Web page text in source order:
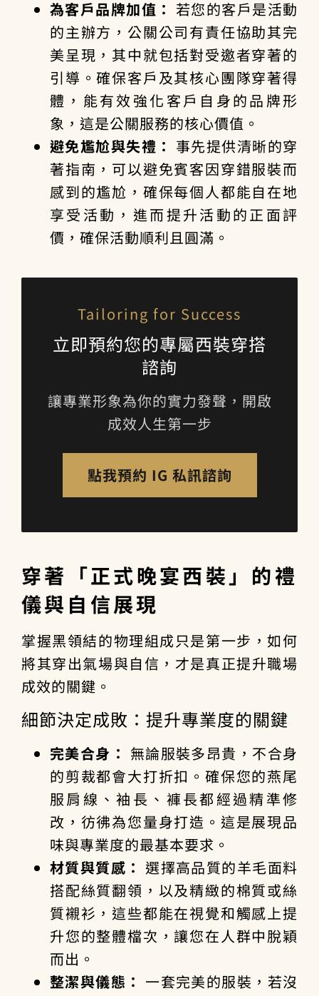
為客戶品牌加值： 若您的客戶是活動
的主辦方，公關公司有責任協助其完
美呈現，其中就包括對受邀者穿著的
引導。確保客戶及其核心團隊穿著得
體，能有效強化客戶自身的品牌形
象，這是公關服務的核心價值。
避免尷尬與失禮： 事先提供清晰的穿
著指南，可以避免賓客因穿錯服裝而
感到的尷尬，確保每個人都能自在地
享受活動，進而提升活動的正面評
價，確保活動順利且圓滿。
Tailoring for Success
立即預約您的專屬西裝穿搭
諮詢
讓專業形象為你的實力發聲，開啟
成效人生第一步
點我預約 IG 私訊諮詢
穿著「正式晚宴西裝」的禮
儀與自信展現
掌握黑領結的物理組成只是第一步，如何
將其穿出氣場與自信，才是真正提升職場
成效的關鍵。
細節決定成敗：提升專業度的關鍵
完美合身： 無論服裝多昂貴，不合身
的剪裁都會大打折扣。確保您的燕尾
服肩線、袖長、褲長都經過精準修
改，彷彿為您量身打造。這是展現品
味與專業度的最基本要求。
材質與質感： 選擇高品質的羊毛面料
搭配絲質翻領，以及精緻的棉質或絲
質襯衫，這些都能在視覺和觸感上提
升您的整體檔次，讓您在人群中脫穎
而出。
整潔與儀態： 一套完美的服裝，若沒